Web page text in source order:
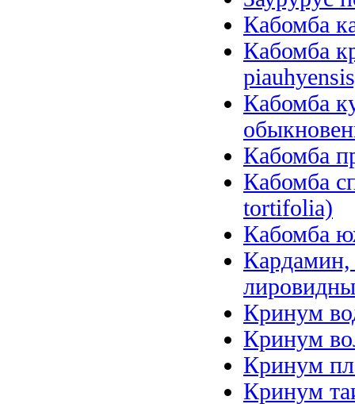
Кабомба
Кабомба
Кабомба
Кабомба
Кабомба
tortifolia)
Кабомба
Кардамин,
Кринум
Кринум
Кринум
Кринум